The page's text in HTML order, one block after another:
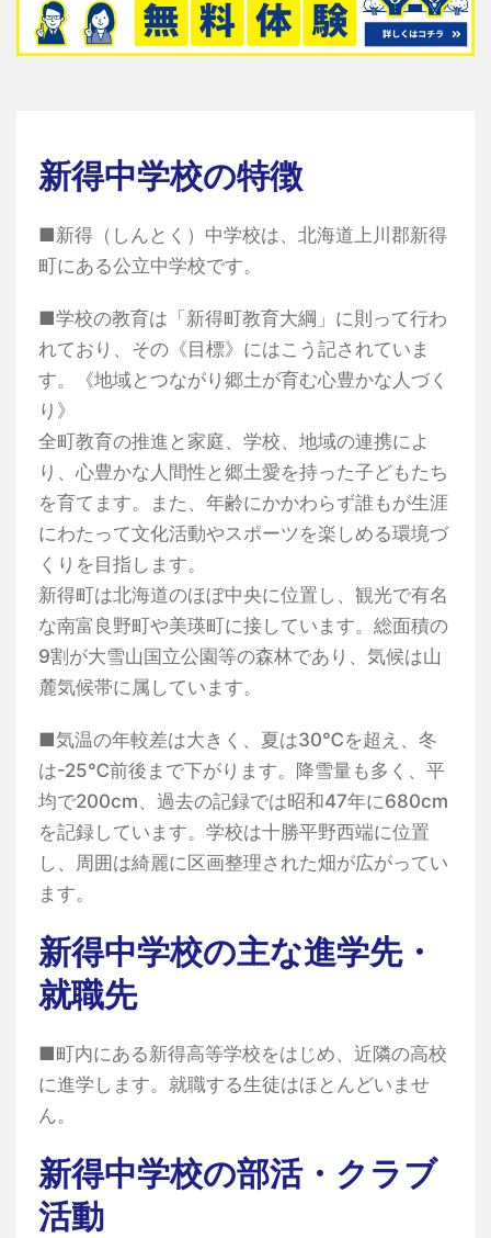
新得中学校の特徴
■新得（しんとく）中学校は、北海道上川郡新得
町にある公立中学校です。
■学校の教育は「新得町教育大綱」に則って行わ
れており、その《目標》にはこう記されていま
す。《地域とつながり郷土が育む心豊かな人づく
り》
全町教育の推進と家庭、学校、地域の連携によ
り、心豊かな人間性と郷土愛を持った子どもたち
を育てます。また、年齢にかかわらず誰もが生涯
にわたって文化活動やスポーツを楽しめる環境づ
くりを目指します。
新得町は北海道のほぼ中央に位置し、観光で有名
な南富良野町や美瑛町に接しています。総面積の
9割が大雪山国立公園等の森林であり、気候は山
麓気候帯に属しています。
■気温の年較差は大きく、夏は30℃を超え、冬
は-25℃前後まで下がります。降雪量も多く、平
均で200cm、過去の記録では昭和47年に680cm
を記録しています。学校は十勝平野西端に位置
し、周囲は綺麗に区画整理された畑が広がってい
ます。
新得中学校の主な進学先・
就職先
■町内にある新得高等学校をはじめ、近隣の高校
に進学します。就職する生徒はほとんどいませ
ん。
新得中学校の部活・クラブ
活動